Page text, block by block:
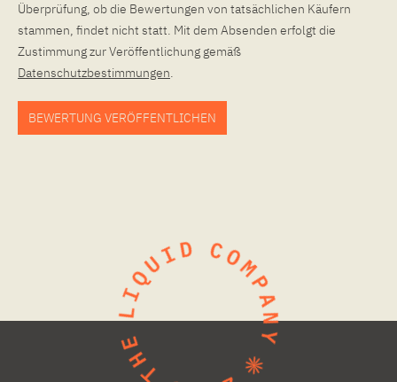
Überprüfung, ob die Bewertungen von tatsächlichen Käufern
stammen, findet nicht statt. Mit dem Absenden erfolgt die
Zustimmung zur Veröffentlichung gemäß
Datenschutzbestimmungen.
BEWERTUNG VERÖFFENTLICHEN